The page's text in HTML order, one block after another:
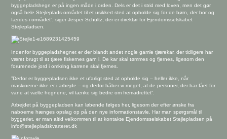
byggepladshegn er på ingen måde i orden. Dels er det i strid med loven, men det gør
også hele Stejleplads-området til et usikkert sted at opholde sig for de børn, der bor og
færdes i området”, siger Jesper Schultz, der er direktør for Ejendomsselskabet
Stejlepladsen.
Indenfor byggepladshegnet er der blandt andet nogle gamle tjærekar, der tidligere har
været brugt til at tjære fiskernes garn i. De kar skal tømmes og fjernes, ligesom den
forurenede jord i omkring karrene skal fjernes.
”Derfor er byggepladsen ikke et ufarligt sted at opholde sig – heller ikke, når
maskinerne ikke er i arbejde – og derfor håber vi meget, at de personer, der har fået for
vane at vælte hegnene, vil tænke sig bedre om fremadrettet”.
Arbejdet på byggepladsen kan løbende følgesher, ligesom der efter ønske fra
naboerne hænges opslag op på den nye informationstavle. Har man spørgsmål til
byggeriet, er man altid velkommen til at kontakte Ejendomsselskabet Stejlepladsen på
info@stejlepladskvarteret.dk